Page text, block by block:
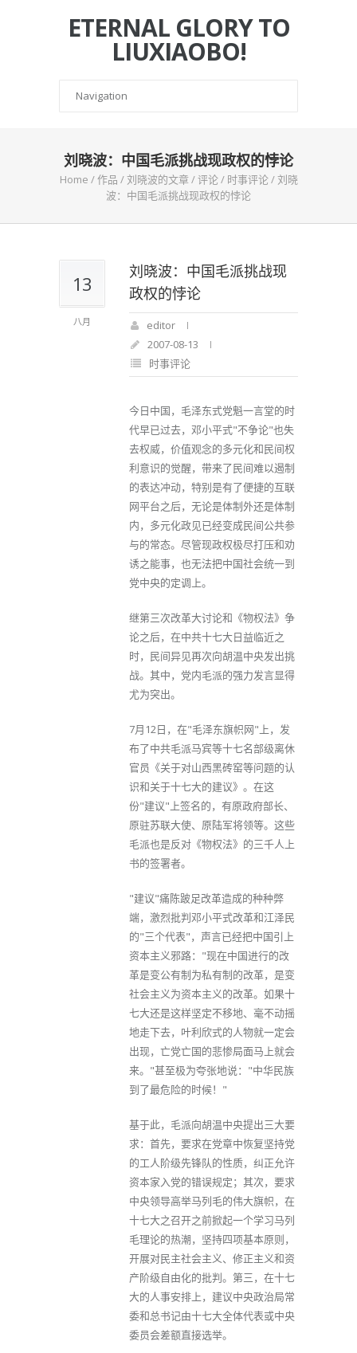
ETERNAL GLORY TO
LIUXIAOBO!
刘晓波：中国毛派挑战现政权的悖论
Home /作品 /刘晓波的文章/评论/ 时事评论/刘晓
波：中国毛派挑战现政权的悖论
13
八月
刘晓波：中国毛派挑战现
政权的悖论
editor
2007-08-13
时事评论
今日中国，毛泽东式党魁一言堂的时
代早已过去，邓小平式"不争论"也失
去权威，价值观念的多元化和民间权
利意识的觉醒，带来了民间难以遏制
的表达冲动，特别是有了便捷的互联
网平台之后，无论是体制外还是体制
内，多元化政见已经变成民间公共参
与的常态。尽管现政权极尽打压和劝
诱之能事，也无法把中国社会统一到
党中央的定调上。
继第三次改革大讨论和《物权法》争
论之后，在中共十七大日益临近之
时，民间异见再次向胡温中央发出挑
战。其中，党内毛派的强力发言显得
尤为突出。
7月12日，在"毛泽东旗帜网"上，发
布了中共毛派马宾等十七名部级离休
官员《关于对山西黑砖窑等问题的认
识和关于十七大的建议》。在这
份"建议"上签名的，有原政府部长、
原驻苏联大使、原陆军将领等。这些
毛派也是反对《物权法》的三千人上
书的签署者。
"建议"痛陈跛足改革造成的种种弊
端，激烈批判邓小平式改革和江泽民
的"三个代表"，声言已经把中国引上
资本主义邪路："现在中国进行的改
革是变公有制为私有制的改革，是变
社会主义为资本主义的改革。如果十
七大还是这样坚定不移地、毫不动摇
地走下去，叶利欣式的人物就一定会
出现，亡党亡国的悲惨局面马上就会
来。"甚至极为夸张地说："中华民族
到了最危险的时候！"
基于此，毛派向胡温中央提出三大要
求：首先，要求在党章中恢复坚持党
的工人阶级先锋队的性质，纠正允许
资本家入党的错误规定；其次，要求
中央领导高举马列毛的伟大旗帜，在
十七大之召开之前掀起一个学习马列
毛理论的热潮，坚持四项基本原则，
开展对民主社会主义、修正主义和资
产阶级自由化的批判。第三，在十七
大的人事安排上，建议中央政治局常
委和总书记由十七大全体代表或中央
委员会差额直接选举。